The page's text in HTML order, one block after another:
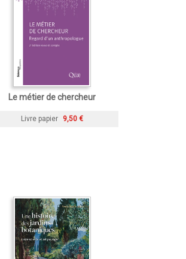
Le métier de chercheur
Livre papier 9,50 €